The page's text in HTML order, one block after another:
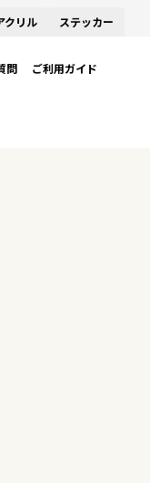
クリル ステッカー
問 ご利用ガイド